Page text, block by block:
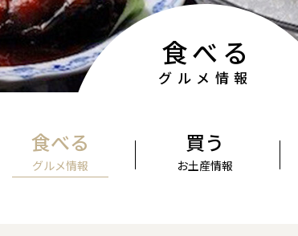
食べる
グルメ情報
食べる
グルメ情報
買う
お土産情報